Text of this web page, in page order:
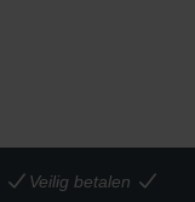
Veilig betalen